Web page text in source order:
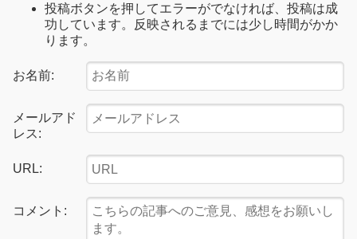
投稿ボタンを押してエラーがでなければ、投稿は成
功しています。反映されるまでには少し時間がかか
ります。
お名前:
メールアド
レス:
URL:
コメント: